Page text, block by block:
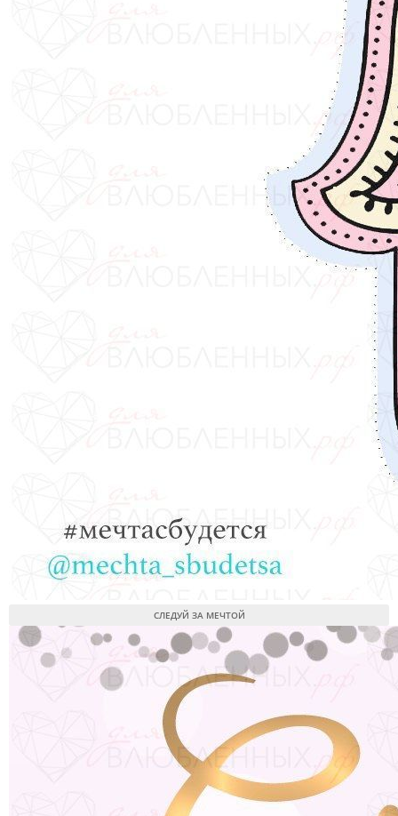
СЛЕДУЙ ЗА МЕЧТОЙ